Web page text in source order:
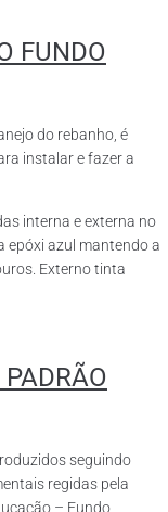
FUNDO
do rebanho, é
instalar e fazer a
interna e externa no
epóxi azul mantendo a
Externo tinta
seguindo
regidas pela
– Fundo